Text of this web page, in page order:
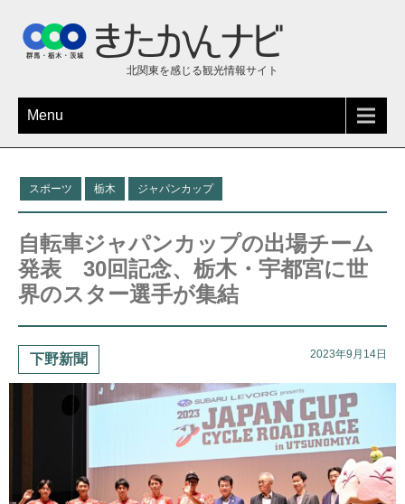
北関東を感じる観光情報サイト
Menu
スポーツ 栃木 ジャパンカップ
自転車ジャパンカップの出場チーム
発表 30回記念、栃木・宇都宮に世
界のスター選手が集結
下野新聞 2023年9月14日